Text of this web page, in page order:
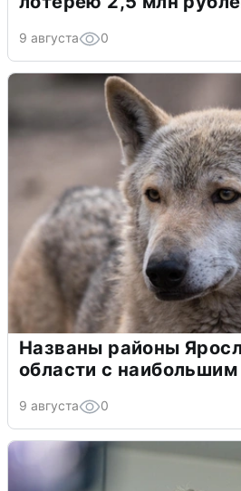
9 августа 0
Названы районы
области с
9 августа 0